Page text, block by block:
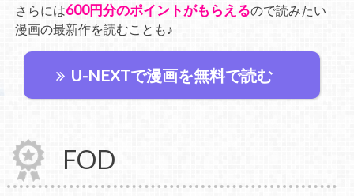
さらには600円分のポイントがもらえるので読みたい
漫画の最新作を読むことも♪
U-NEXTで漫画を無料で読む
FOD